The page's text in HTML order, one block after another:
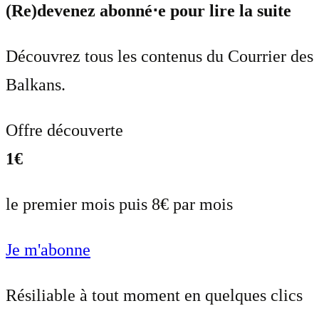
(Re)devenez abonné⋅e pour lire la suite
Découvrez tous les contenus du Courrier des
Balkans.
Offre découverte
1€
le premier mois puis 8€ par mois
Je m'abonne
Résiliable à tout moment en quelques clics